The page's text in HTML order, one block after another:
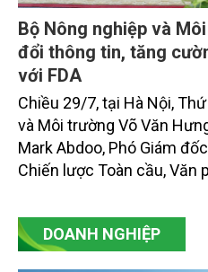
Bộ Nông nghiệp và
đổi thông tin, tăng
với FDA
Chiều 29/7, tại Hà Nội,
và Môi trường Võ Văn
Mark Abdoo, Phó Giám
Chiến lược Toàn cầu, Văn
và Dược phẩm Hoa Kỳ
DOANH NGHIỆP